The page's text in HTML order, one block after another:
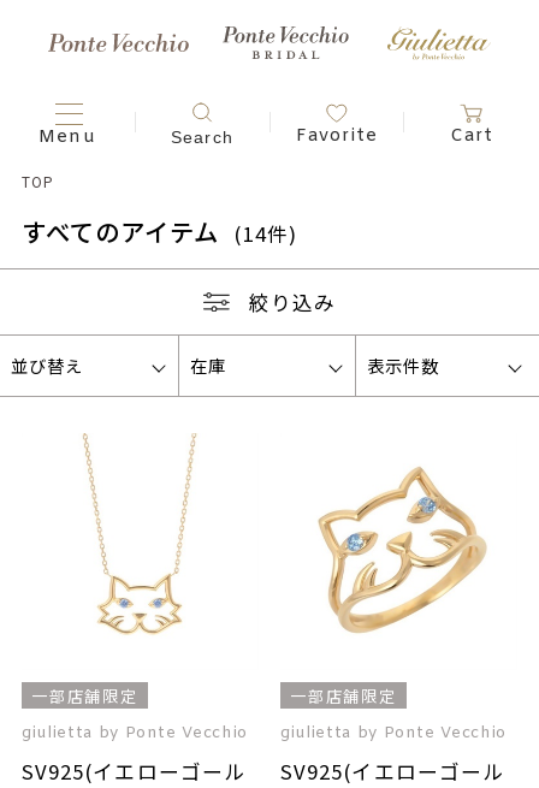
TOP
すべてのアイテム (14件)
絞り込み
並び替え 在庫 表示件数
一部店舗限定
giulietta by Ponte Vecchio
SV925(イエローゴール
一部店舗限定
giulietta by Ponte Vecchio
SV925(イエローゴール